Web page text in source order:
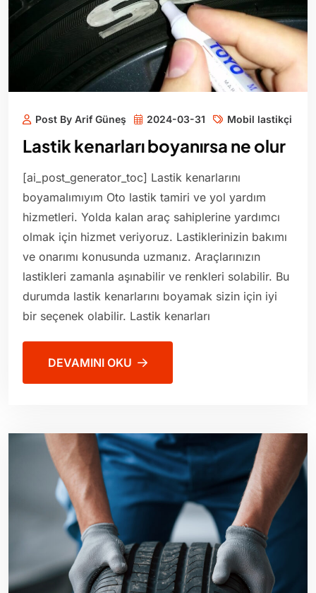
Post By Arif Güneş 2024-03-31 Mobil lastikçi
Lastik kenarları boyanırsa ne olur
[ai_post_generator_toc] Lastik kenarlarını
boyamalımıyım Oto lastik tamiri ve yol yardım
hizmetleri. Yolda kalan araç sahiplerine yardımcı
olmak için hizmet veriyoruz. Lastiklerinizin bakımı
ve onarımı konusunda uzmanız. Araçlarınızın
lastikleri zamanla aşınabilir ve renkleri solabilir. Bu
durumda lastik kenarlarını boyamak sizin için iyi
bir seçenek olabilir. Lastik kenarları
DEVAMINI OKU